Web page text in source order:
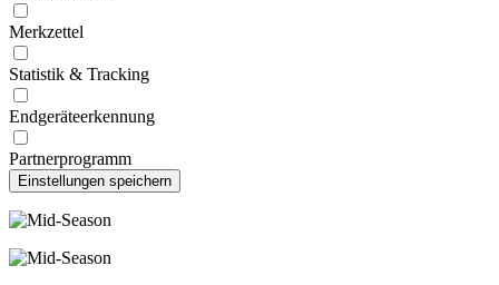
Merkzettel
Statistik & Tracking
Endgeräteerkennung
Partnerprogramm